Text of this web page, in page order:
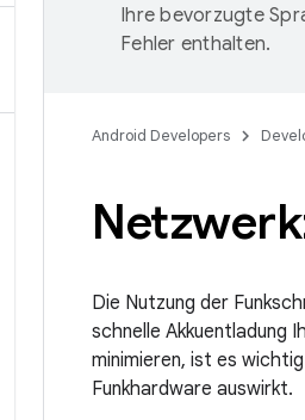
Ihre bevorzugte
Fehler enthalten.
Android Developers
Die Nutzung der
schnelle Akkuentladung
minimieren, ist es
Funkhardware auswirkt.